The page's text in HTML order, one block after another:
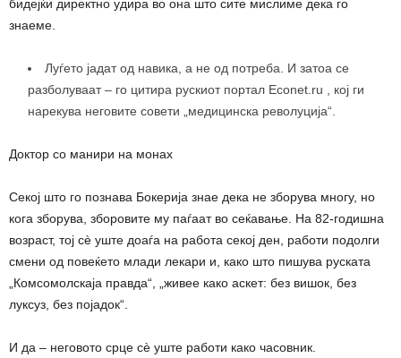
бидејќи директно удира во она што сите мислиме дека го
знаеме.
Луѓето јадат од навика, а не од потреба. И затоа се
разболуваат – го цитира рускиот портал Econet.ru , кој ги
нарекува неговите совети „медицинска револуција“.
Доктор со манири на монах
Секој што го познава Бокерија знае дека не зборува многу, но
кога зборува, зборовите му паѓаат во сеќавање. На 82-годишна
возраст, тој сè уште доаѓа на работа секој ден, работи подолги
смени од повеќето млади лекари и, како што пишува руската
„Комсомолскаја правда“, „живее како аскет: без вишок, без
луксуз, без појадок“.
И да – неговото срце сè уште работи како часовник.